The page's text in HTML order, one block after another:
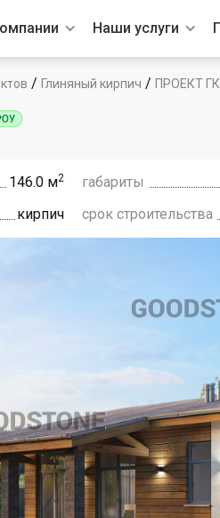
Наши услуги
/ Глиняный кирпич / ПРОЕКТ
146.0 м2 габариты
кирпич срок строительства